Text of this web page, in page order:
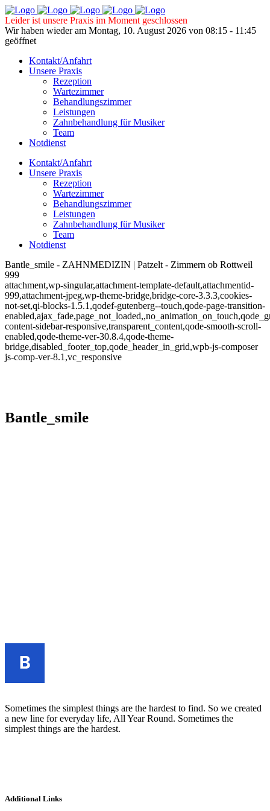
Leider ist unsere Praxis im Moment geschlossen
Wir haben wieder am Montag, 10. August 2026 von 08:15 - 11:45
geöffnet
Kontakt/Anfahrt
Unsere Praxis
Rezeption
Wartezimmer
Behandlungszimmer
Leistungen
Zahnbehandlung für Musiker
Team
Notdienst
Kontakt/Anfahrt
Unsere Praxis
Rezeption
Wartezimmer
Behandlungszimmer
Leistungen
Zahnbehandlung für Musiker
Team
Notdienst
Bantle_smile - ZAHNMEDIZIN | Patzelt - Zimmern ob Rottweil
999
attachment,wp-singular,attachment-template-default,attachmentid-
999,attachment-jpeg,wp-theme-bridge,bridge-core-3.3.3,cookies-
not-set,qi-blocks-1.5.1,qodef-gutenberg--touch,qode-page-transition-
content-sidebar-responsive,transparent_content,qode-smooth-scroll-
enabled,qode-theme-ver-30.8.4,qode-theme-
bridge,disabled_footer_top,qode_header_in_grid,wpb-js-composer
js-comp-ver-8.1,vc_responsive
Bantle_smile
Sometimes the simplest things are the hardest to find. So we created
a new line for everyday life, All Year Round. Sometimes the
simplest things are the hardest.
Additional Links